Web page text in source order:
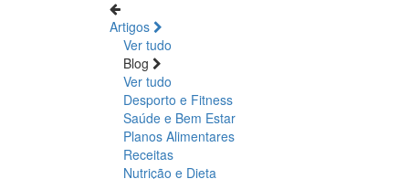
Artigos
Ver tudo
Blog
Ver tudo
Desporto e Fitness
Saúde e Bem Estar
Planos Alimentares
Receitas
Nutrição e Dieta